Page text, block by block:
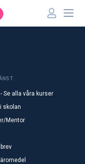
Se alla våra kurser
skolan
Mentor